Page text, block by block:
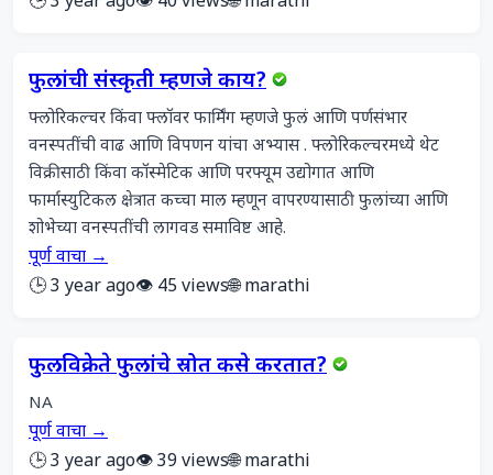
फुलांची संस्कृती म्हणजे काय?
फ्लोरिकल्चर किंवा फ्लॉवर फार्मिंग म्हणजे फुलं आणि पर्णसंभार
वनस्पतींची वाढ आणि विपणन यांचा अभ्यास . फ्लोरिकल्चरमध्ये थेट
विक्रीसाठी किंवा कॉस्मेटिक आणि परफ्यूम उद्योगात आणि
फार्मास्युटिकल क्षेत्रात कच्चा माल म्हणून वापरण्यासाठी फुलांच्या आणि
शोभेच्या वनस्पतींची लागवड समाविष्ट आहे.
पूर्ण वाचा →
🕒 3 year ago👁️ 45 views🌐 marathi
फुलविक्रेते फुलांचे स्रोत कसे करतात?
NA
पूर्ण वाचा →
🕒 3 year ago👁️ 39 views🌐 marathi